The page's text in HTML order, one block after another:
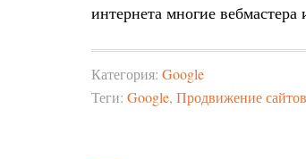
интернета многие
Категория: Google
Теги: Google, Продвижение сайтов